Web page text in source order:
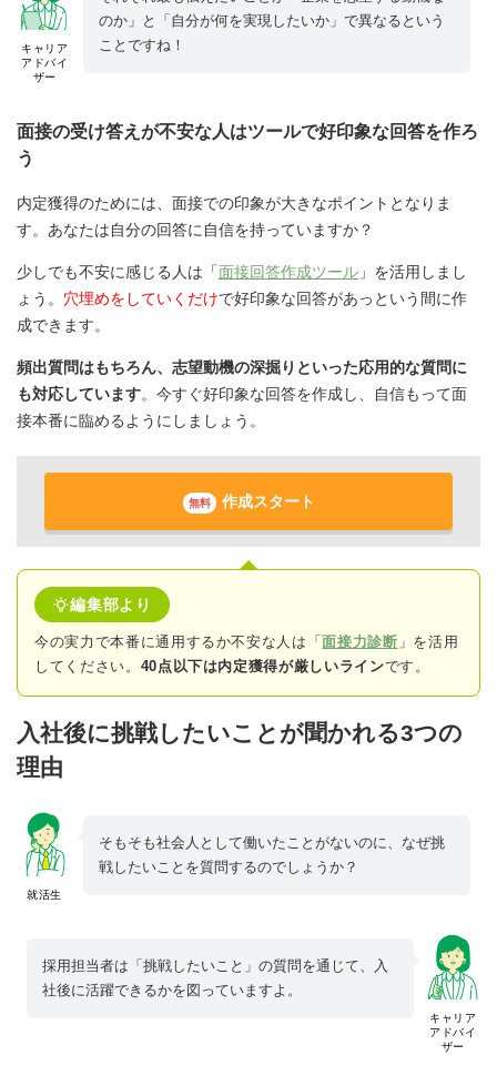
キャリア
アドバイ
ザー
のか」と「自分が何を実現したいか」で異なるという
ことですね！
面接の受け答えが不安な人はツールで好印象な回答を作ろ
う
内定獲得のためには、面接での印象が大きなポイントとなりま
す。あなたは自分の回答に自信を持っていますか？
少しでも不安に感じる人は「面接回答作成ツール 」を活用しまし
ょう。 穴埋めをしていくだけで好印象な回答があっという間に作
成できます。
頻出質問はもちろん、志望動機の深掘りといった応用的な質問に
も対応しています。今すぐ好印象な回答を作成し、自信もって面
接本番に臨めるようにしましょう。
無料 作成スタート
編集部より
今の実力で本番に通用するか不安な人は「面接力診断 」を活用
してください。 40点以下は内定獲得が厳しいラインです。
入社後に挑戦したいことが聞かれる3つの
理由
就活生
そもそも社会人として働いたことがないのに、なぜ挑
戦したいことを質問するのでしょうか？
キャリア
アドバイ
ザー
採用担当者は「挑戦したいこと」の質問を通じて、入
社後に活躍できるかを図っていますよ。